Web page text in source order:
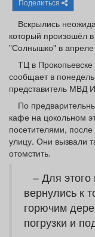
Афиша
Товары
ТВ программа
Поделиться
Вскрылись
который произошёл
"Солнышко" в апреле
ТЦ в
сообщает в
представитель МВД
По
кафе на цокольном
посетителями, после
улицу. Они вызвали
отомстить.
– Для
вернулись к
горючим
погрузки и